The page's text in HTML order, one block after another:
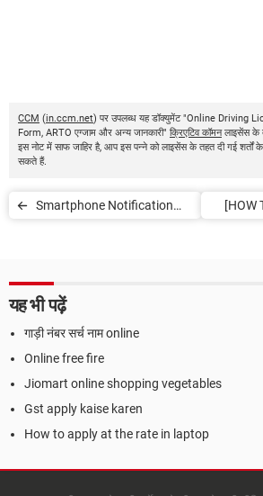
CCM (in.ccm.net) पर उपलब्ध यह डॉक्युमेंट "Online Driving
Form, ARTO एग्जाम और अन्य जानकारी" क्रिएटिव कॉमनलाइसेंस के
इस नोट में साफ जाहिर है, आप इस पन्ने को लाइसेंस के तहत दी गई शर्तों
सकते हैं.
Smartphone Notification
[HOW
यह भी पढ़ें
गाड़ी नंबर सर्च नाम online
Online free fire
Jiomart online shopping vegetables
Gst apply kaise karen
How to apply at the rate in laptop